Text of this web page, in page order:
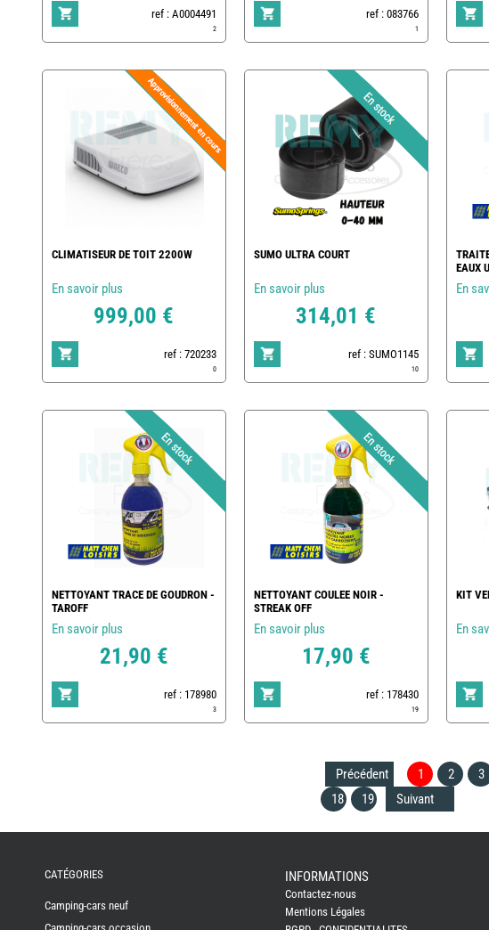
ref : A0004491
2
ref : 083766
1
CLIMATISEUR DE TOIT 2200W
En savoir plus
999,00 €
ref : 720233
0
SUMO ULTRA COURT
En savoir plus
314,01 €
ref : SUMO1145
10
EAUX
En
NETTOYANT TRACE DE GOUDRON -
TAROFF
En savoir plus
21,90 €
ref : 178980
3
NETTOYANT COULEE NOIR -
STREAK OFF
En savoir plus
17,90 €
ref : 178430
19
KIT
En
Précédent 1 2 3
18
19 Suivant
FRERESCATÉGORIES
Camping-cars neuf
INFORMATIONS
Contactez-nous
Mentions Légales